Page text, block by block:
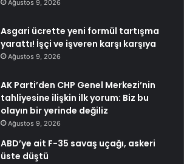
Ağustos 9, 2026
Asgari ücrette yeni formül tartışma
yarattı! İşçi ve işveren karşı karşıya
Ağustos 9, 2026
AK Parti’den CHP Genel Merkezi’nin
tahliyesine ilişkin ilk yorum: Biz bu
olayın bir yerinde değiliz
Ağustos 9, 2026
ABD’ye ait F-35 savaş uçağı, askeri
üste düştü